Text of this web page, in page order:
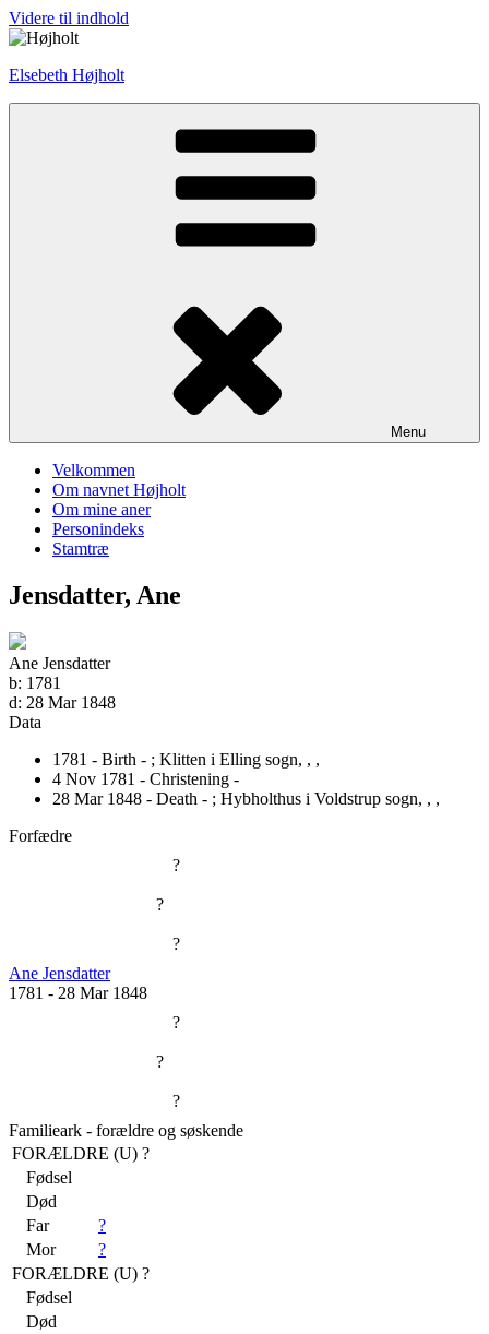
Videre til indhold
Elsebeth Højholt
Menu
Velkommen
Om navnet Højholt
Om mine aner
Personindeks
Stamtræ
Jensdatter, Ane
Ane Jensdatter
b: 1781
d: 28 Mar 1848
Data
1781 - Birth - ; Klitten i Elling sogn, , ,
4 Nov 1781 - Christening -
28 Mar 1848 - Death - ; Hybholthus i Voldstrup sogn, , ,
Forfædre
?
?
?
Ane Jensdatter
1781 - 28 Mar 1848
?
?
?
Familieark - forældre og søskende
FORÆLDRE (U) ?
Fødsel
Død
Far
?
Mor
?
FORÆLDRE (U) ?
Fødsel
Død